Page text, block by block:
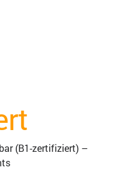
(B1-zertifiziert) –